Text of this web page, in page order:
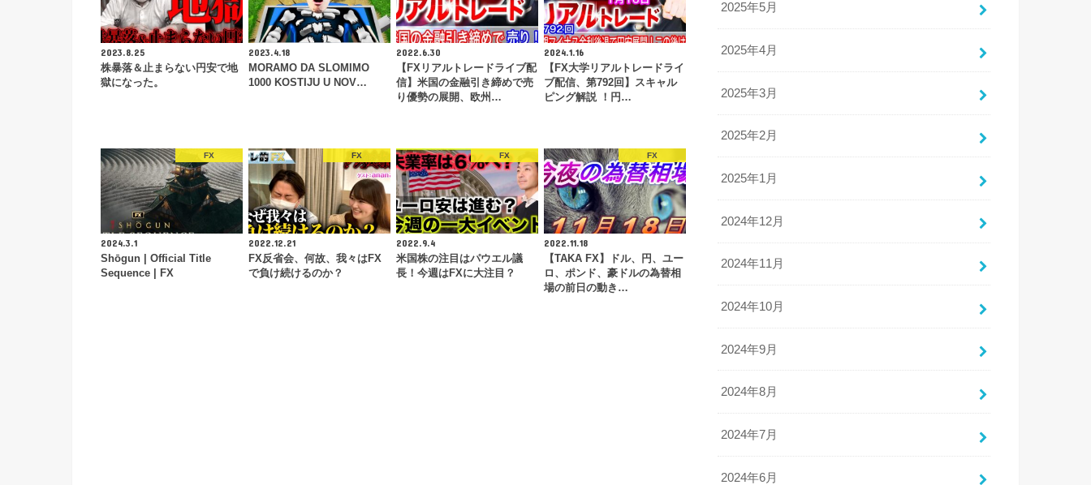
2023.8.25
株暴落＆止まらない円安で地
獄になった。
2023.4.18
MORAMO DA SLOMIMO
1000 KOSTIJU U NOV…
2022.6.30
【FXリアルトレードライブ配
信】米国の金融引き締めで売
り優勢の展開、欧州…
2024.1.16
【FX大学リアルトレードライ
ブ配信、第792回】スキャル
ピング解説 ！円…
FX
2024.3.1
Shōgun | Official Title
Sequence | FX
FX
2022.12.21
FX反省会、何故、我々はFX
で負け続けるのか？
FX
2022.9.4
米国株の注目はパウエル議
長！今週はFXに大注目？
FX
2022.11.18
【TAKA FX】ドル、円、ユー
ロ、ポンド、豪ドルの為替相
場の前日の動き…
2025年5月
2025年4月
2025年3月
2025年2月
2025年1月
2024年12月
2024年11月
2024年10月
2024年9月
2024年8月
2024年7月
2024年6月